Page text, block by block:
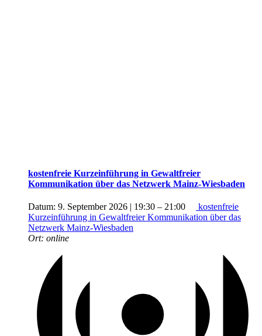
kostenfreie Kurzeinführung in Gewaltfreier
Kommunikation über das Netzwerk Mainz-Wiesbaden
Datum: 9. September 2026 | 19:30 – 21:00
kostenfreie
Kurzeinführung in Gewaltfreier Kommunikation über das
Netzwerk Mainz-Wiesbaden
Ort: online